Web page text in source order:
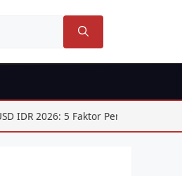
Penggerak Pelemahan Rupiah